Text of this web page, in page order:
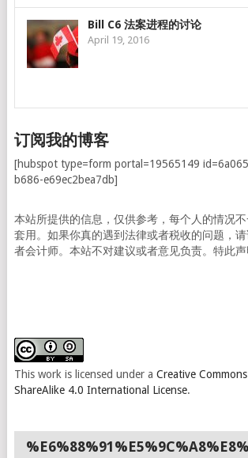
Bill C6 法案进程的讨论
April 19, 2016
订阅我的博客
[hubspot type=form portal=19565149
b686-e69ec2bea7db]
本站所提供的信息，仅供参考，每个人的情况
套用。如果你真的遇到法律或者税收的问题，
者会计师。本站不对建议或者意见负责。特此声
This work is licensed under a Creative
ShareAlike 4.0 International License.